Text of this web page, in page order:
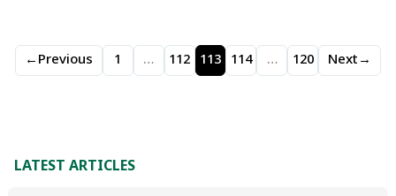
← Previous 1 … 112 113 114 … 120 Next →
LATEST ARTICLES